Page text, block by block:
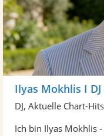
Ilyas Mokhlis I
DJ, Aktuelle Chart-Hits
Ich bin Ilyas Mokhlis